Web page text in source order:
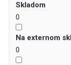
Skladom
0
Na externom
0